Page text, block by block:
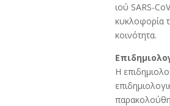
ιού SARS-
κυκλοφορία
κοινότητα.
Η